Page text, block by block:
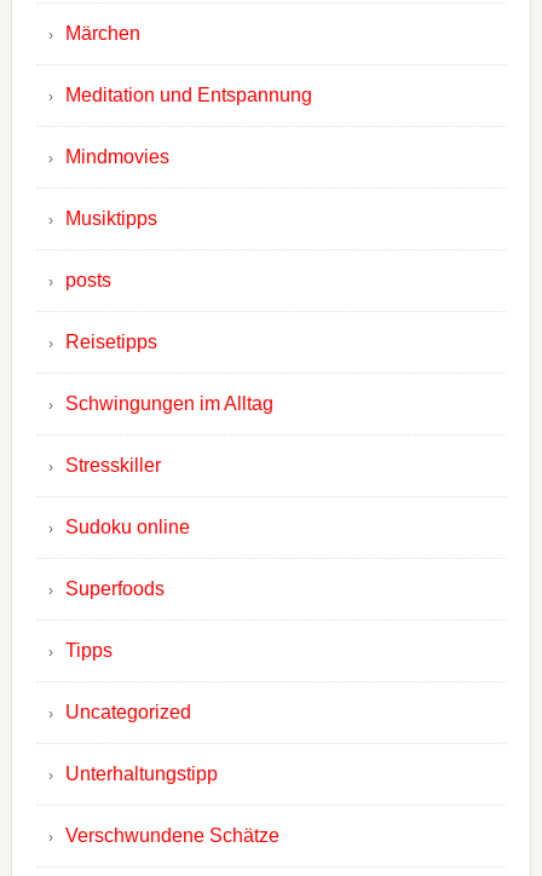
Märchen
Meditation und Entspannung
Mindmovies
Musiktipps
posts
Reisetipps
Schwingungen im Alltag
Stresskiller
Sudoku online
Superfoods
Tipps
Uncategorized
Unterhaltungstipp
Verschwundene Schätze